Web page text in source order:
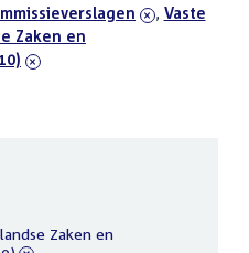
, verwijder
Vaste
Zaken en
Zaken en